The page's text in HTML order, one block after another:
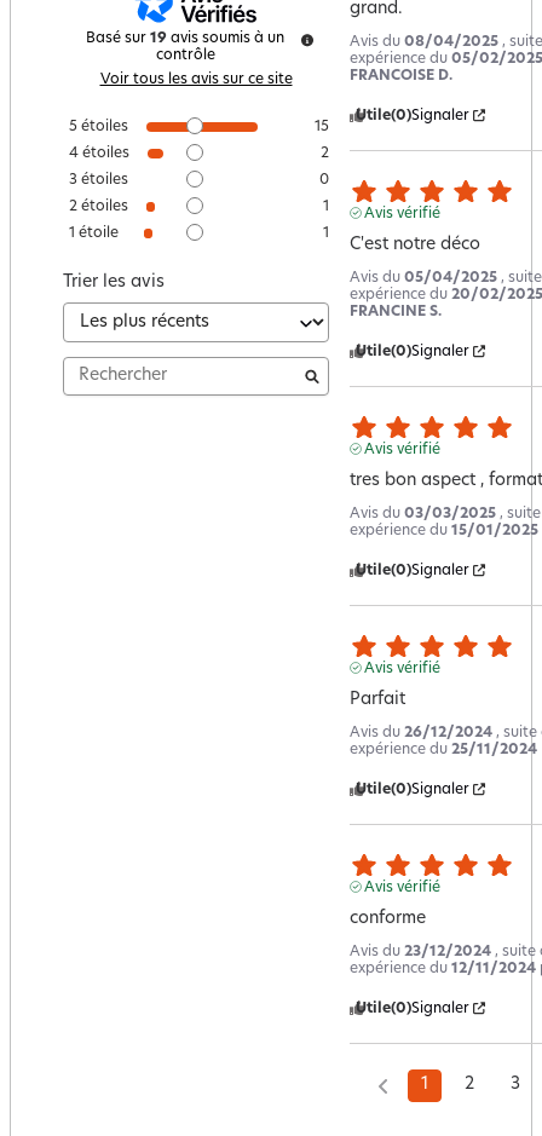
Basé sur 19 avis soumis à un
contrôle
Voir tous les avis sur ce site
5 étoiles
15
4 étoiles
2
3 étoiles
0
2 étoiles
1
1 étoile 1
Trier les avis
grand.
Avis du 08/04/2025 ,
expérience du 05/02/2025
FRANCOISE D.
Utile(0)Signaler
Avis vérifié
C'est notre déco
Avis du 05/04/2025 ,
expérience du 20/02/2025
FRANCINE S.
Utile(0)Signaler
Avis vérifié
tres bon aspect ,
Avis du 03/03/2025 ,
expérience du 15/01/2025
Utile(0)Signaler
Avis vérifié
Parfait
Avis du 26/12/2024 , suite
expérience du 25/11/2024
Utile(0)Signaler
Avis vérifié
conforme
Avis du 23/12/2024 , suite
expérience du 12/11/2024
Utile(0)Signaler
1 2 3